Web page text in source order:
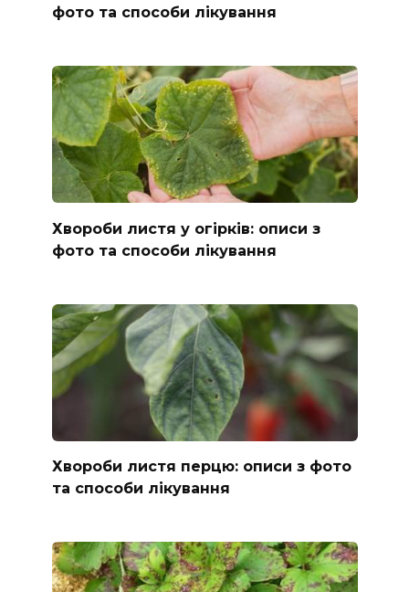
фото та способи лікування
Хвороби листя у огірків: описи з
фото та способи лікування
Хвороби листя перцю: описи з фото
та способи лікування